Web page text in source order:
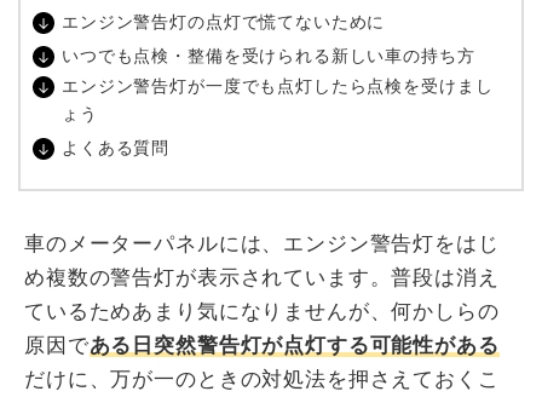
エンジン警告灯の点灯で慌てないために
いつでも点検・整備を受けられる新しい車の持ち方
エンジン警告灯が一度でも点灯したら点検を受けまし
ょう
よくある質問
車のメーターパネルには、エンジン警告灯をはじ
め複数の警告灯が表示されています。普段は消え
ているためあまり気になりませんが、何かしらの
原因である日突然警告灯が点灯する可能性がある
だけに、万が一のときの対処法を押さえておくこ